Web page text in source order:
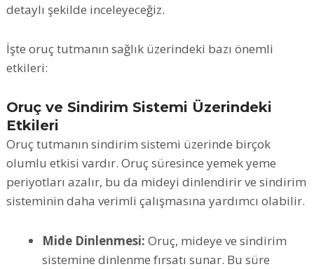
detaylı şekilde inceleyeceğiz.
İşte oruç tutmanın sağlık üzerindeki bazı önemli
etkileri:
Oruç ve Sindirim Sistemi Üzerindeki
Etkileri
Oruç tutmanın sindirim sistemi üzerinde birçok
olumlu etkisi vardır. Oruç süresince yemek yeme
periyotları azalır, bu da mideyi dinlendirir ve sindirim
sisteminin daha verimli çalışmasına yardımcı olabilir.
Mide Dinlenmesi: Oruç, mideye ve sindirim
sistemine dinlenme fırsatı sunar. Bu süre